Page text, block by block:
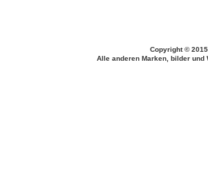
Copyright ©
Alle anderen Marken, bilder und